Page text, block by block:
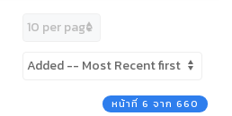
หน้าที่ 6 จาก 660